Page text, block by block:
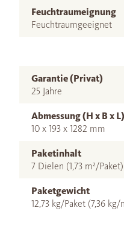
Feuchtraumeignung
Feuchtraumgeeignet
Garantie (Privat)
25 Jahre
Abmessung (H x B x L)
10 x 193 x 1282 mm
Paketinhalt
7 Dielen (1,73 m²/
Paketgewicht
12,73 kg/Paket (7,36 kg/